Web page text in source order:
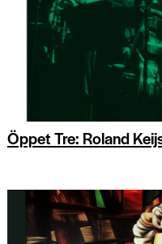
Öppet Tre: Roland